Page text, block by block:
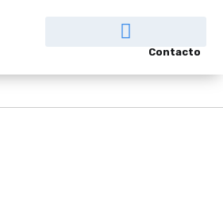
Contacto